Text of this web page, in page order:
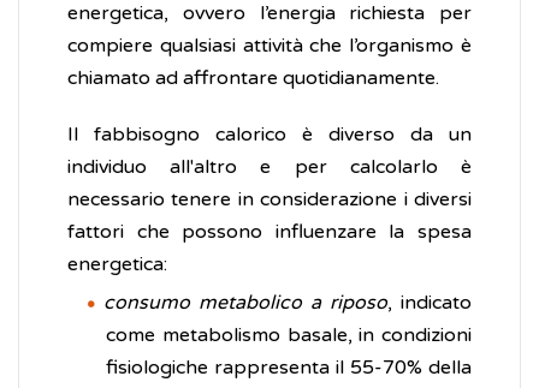
energetica, ovvero l’energia richiesta per
compiere qualsiasi attività che l’organismo è
chiamato ad affrontare quotidianamente.
Il fabbisogno calorico è diverso da un
individuo all'altro e per calcolarlo è
necessario tenere in considerazione i diversi
fattori che possono influenzare la spesa
energetica:
consumo metabolico a riposo, indicato
come metabolismo basale, in condizioni
fisiologiche rappresenta il 55-70% della